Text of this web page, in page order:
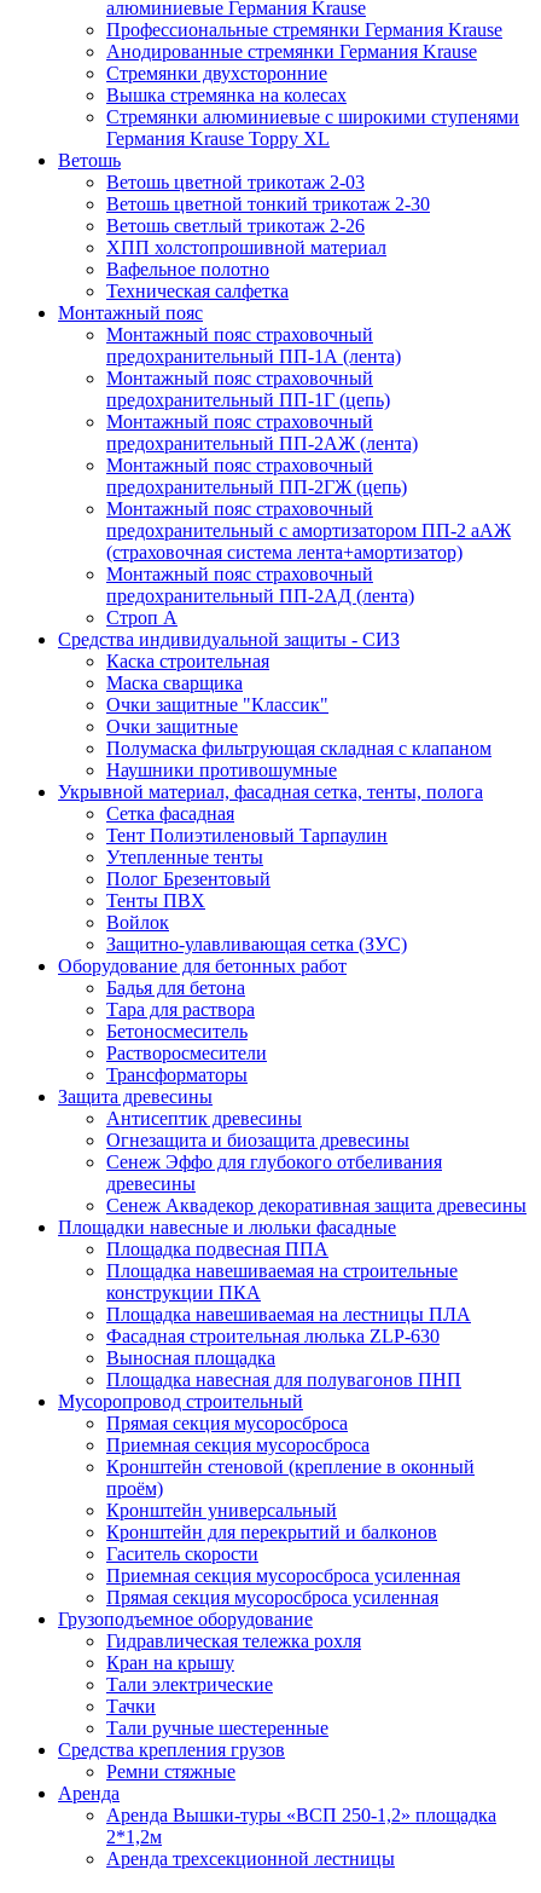
алюминиевые Германия Krause
Профессиональные стремянки Германия Krause
Анодированные стремянки Германия Krause
Стремянки двухсторонние
Вышка стремянка на колесах
Стремянки алюминиевые c широкими ступенями
Германия Krause Toppy XL
Ветошь
Ветошь цветной трикотаж 2-03
Ветошь цветной тонкий трикотаж 2-30
Ветошь светлый трикотаж 2-26
ХПП холстопрошивной материал
Вафельное полотно
Техническая салфетка
Монтажный пояс
Монтажный пояс страховочный
предохранительный ПП-1А (лента)
Монтажный пояс страховочный
предохранительный ПП-1Г (цепь)
Монтажный пояс страховочный
предохранительный ПП-2АЖ (лента)
Монтажный пояс страховочный
предохранительный ПП-2ГЖ (цепь)
Монтажный пояс страховочный
предохранительный с амортизатором ПП-2 аАЖ
(страховочная система лента+амортизатор)
Монтажный пояс страховочный
предохранительный ПП-2АД (лента)
Строп А
Средства индивидуальной защиты - СИЗ
Каска строительная
Маска сварщика
Очки защитные "Классик"
Очки защитные
Полумаска фильтрующая складная с клапаном
Наушники противошумные
Укрывной материал, фасадная сетка, тенты, полога
Сетка фасадная
Тент Полиэтиленовый Тарпаулин
Утепленные тенты
Полог Брезентовый
Тенты ПВХ
Войлок
Защитно-улавливающая сетка (ЗУС)
Оборудование для бетонных работ
Бадья для бетона
Тара для раствора
Бетоносмеситель
Растворосмесители
Трансформаторы
Защита древесины
Антисептик древесины
Огнезащита и биозащита древесины
Сенеж Эффо для глубокого отбеливания
древесины
Сенеж Аквадекор декоративная защита древесины
Площадки навесные и люльки фасадные
Площадка подвесная ППА
Площадка навешиваемая на строительные
конструкции ПКА
Площадка навешиваемая на лестницы ПЛА
Фасадная строительная люлька ZLP-630
Выносная площадка
Площадка навесная для полувагонов ПНП
Мусоропровод строительный
Прямая секция мусоросброса
Приемная секция мусоросброса
Кронштейн стеновой (крепление в оконный
проём)
Кронштейн универсальный
Кронштейн для перекрытий и балконов
Гаситель скорости
Приемная секция мусоросброса усиленная
Прямая секция мусоросброса усиленная
Грузоподъемное оборудование
Гидравлическая тележка рохля
Кран на крышу
Тали электрические
Тачки
Тали ручные шестеренные
Средства крепления грузов
Ремни стяжные
Аренда
Аренда Вышки-туры «ВСП 250-1,2» площадка
2*1,2м
Аренда трехсекционной лестницы